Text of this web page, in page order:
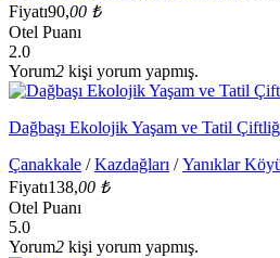
Fiyatı90,00 ₺
Otel Puanı
2.0
Yorum2 kişi yorum yapmış.
Dağbaşı Ekolojik Yaşam ve Tatil
Çanakkale /Kazdağları /Yanıklar
Fiyatı138,00 ₺
Otel Puanı
5.0
Yorum2 kişi yorum yapmış.